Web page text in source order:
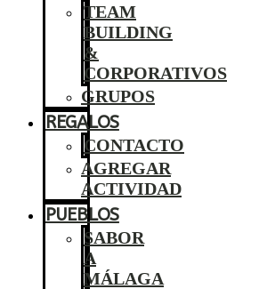
TEAM
BUILDING
&
CORPORATIVOS
GRUPOS
REGALOS
CONTACTO
AGREGAR
ACTIVIDAD
PUEBLOS
SABOR
A
MÁLAGA